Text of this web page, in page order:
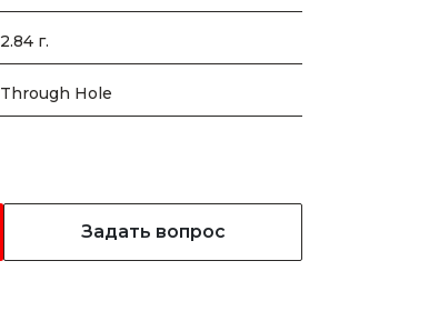
2.84 г.
Through Hole
Задать вопрос